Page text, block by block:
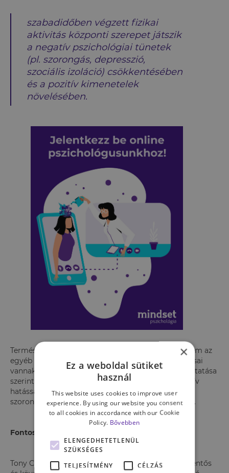
szabadidőben végzett fizikai
aktivitás központi szerepet játszik
a negatív pszichológiai tünetek
(pl. szorongás, depresszió,
szociális izoláció) csökkentésében
és a pozitív kimenetelek
növelésében.
Természetesen nem csak a fizikai aktivitásnak, hanem az
egyéb szabadidős tevékenységeknek is pozitív hatásai
vannak az egészségre, például Szabó Attila egyik kutatása
szerint a humor és a testmozgás is ugyanúgy pozitív
hatással van a jóllétre, de a humor nagyobb
szorongáscsökkentő erővel bírt, mint a testmozgás.
Fontos, hogy mit gondolok a szabadidőmről?
Tony Cassidy már 1996-ban arról publikált, hogy jelentős
×
Ez a weboldal sütiket
használ
This website uses cookies to improve user
experience. By using our website you consent
to all cookies in accordance with our Cookie
Policy. Bővebben
ELENGEDHETETLENÜL
SZÜKSÉGES
TELJESÍTMÉNY
CÉLZÁS